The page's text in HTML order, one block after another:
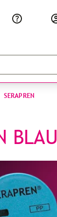
SERAPREN
BLAU